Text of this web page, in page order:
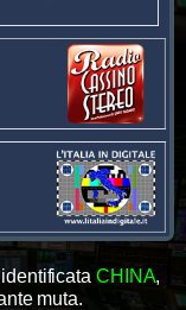
CHINA,
muta.